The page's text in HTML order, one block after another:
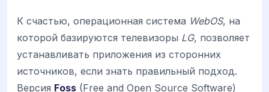
К счастью, операционная система WebOS, на
которой базируются телевизоры LG, позволяет
устанавливать приложения из сторонних
источников, если знать правильный подход.
Версия Foss (Free and Open Source Software)